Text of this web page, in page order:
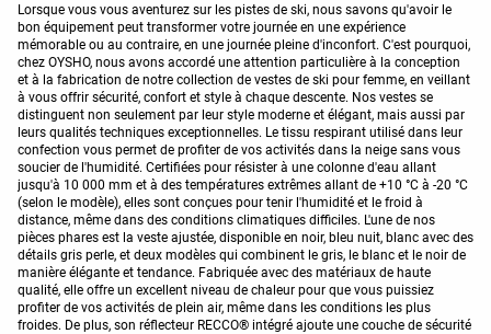
Lorsque vous vous aventurez sur les pistes de ski, nous savons qu'avoir le
bon équipement peut transformer votre journée en une expérience
mémorable ou au contraire, en une journée pleine d'inconfort. C'est pourquoi,
chez OYSHO, nous avons accordé une attention particulière à la conception
et à la fabrication de notre collection de vestes de ski pour femme, en veillant
à vous offrir sécurité, confort et style à chaque descente. Nos vestes se
distinguent non seulement par leur style moderne et élégant, mais aussi par
leurs qualités techniques exceptionnelles. Le tissu respirant utilisé dans leur
confection vous permet de profiter de vos activités dans la neige sans vous
soucier de l'humidité. Certifiées pour résister à une colonne d'eau allant
jusqu'à 10 000 mm et à des températures extrêmes allant de +10 °C à -20 °C
(selon le modèle), elles sont conçues pour tenir l'humidité et le froid à
distance, même dans des conditions climatiques difficiles. L'une de nos
pièces phares est la veste ajustée, disponible en noir, bleu nuit, blanc avec des
détails gris perle, et deux modèles qui combinent le gris, le blanc et le noir de
manière élégante et tendance. Fabriquée avec des matériaux de haute
qualité, elle offre un excellent niveau de chaleur pour que vous puissiez
profiter de vos activités de plein air, même dans les conditions les plus
froides. De plus, son réflecteur RECCO® intégré ajoute une couche de sécurité